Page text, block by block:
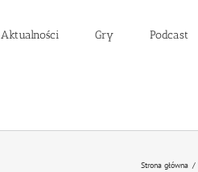
Aktualności Gry Podcast
Strona główna /